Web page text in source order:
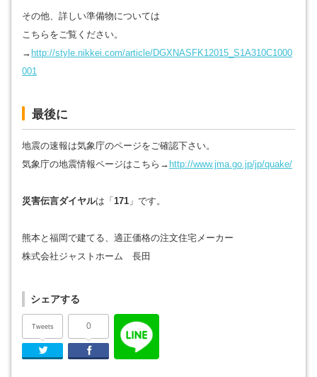
その他、詳しい準備物については
こちらをご覧ください。
→ http://style.nikkei.com/article/DGXNASFK12015_S1A310C1000
001
最後に
地震の速報は気象庁のページをご確認下さい。
気象庁の地震情報ページはこちら→ http://www.jma.go.jp/jp/quake/
災害伝言ダイヤルは「 171 」です。
熊本と福岡で建てる、適正価格の注文住宅メーカー
株式会社ジャストホーム 長田
シェアする
Tweets
Twitter
0
Facebook